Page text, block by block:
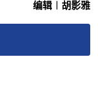
编辑︱胡影雅